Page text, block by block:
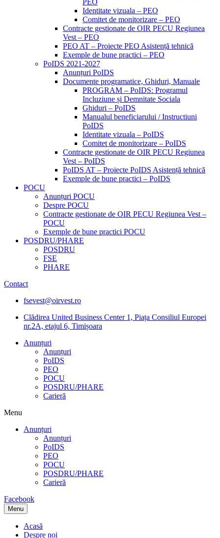
PEO
Identitate vizuala – PEO
Comitet de monitorizare – PEO
Contracte gestionate de OIR PECU Regiunea
Vest – PEO
PEO AT – Proiecte PEO Asistență tehnică
Exemple de bune practici – PEO
PoIDS 2021-2027
Anunțuri PoIDS
Documente programatice, Ghiduri, Manuale
PROGRAM – PoIDS: Programul
Incluziune și Demnitate Sociala
Ghiduri – PoIDS
Manualul beneficiarului / Instructiuni
PoIDS
Identitate vizuala – PoIDS
Comitet de monitorizare – PoIDS
Contracte gestionate de OIR PECU Regiunea
Vest – PoIDS
PoIDS AT – Proiecte PoIDS Asistență tehnică
Exemple de bune practici – PoIDS
POCU
Anunțuri POCU
Despre POCU
Contracte gestionate de OIR PECU Regiunea Vest –
POCU
Exemple de bune practici POCU
POSDRU/PHARE
POSDRU
FSE
PHARE
Contact
fsevest@oirvest.ro
Clădirea United Business Center 1, Piața Consiliul Europei
nr.2A, etajul 6, Timișoara
Anunțuri
Anunțuri
PoIDS
PEO
POCU
POSDRU/PHARE
Carieră
Menu
Anunțuri
Anunțuri
PoIDS
PEO
POCU
POSDRU/PHARE
Carieră
Facebook
Menu
Acasă
Despre noi